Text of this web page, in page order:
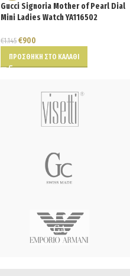
Gucci Signoria Mother of Pearl Dial
Mini Ladies Watch YA116502
€1.145 €900
ΠΡΟΣΘΉΚΗ ΣΤΟ ΚΑΛΆΘΙ